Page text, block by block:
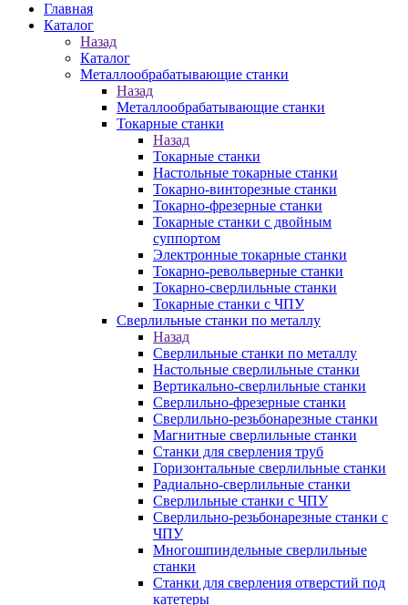
Главная
Каталог
Назад
Каталог
Металлообрабатывающие станки
Назад
Металлообрабатывающие станки
Токарные станки
Назад
Токарные станки
Настольные токарные станки
Токарно-винторезные станки
Токарно-фрезерные станки
Токарные станки с двойным
суппортом
Электронные токарные станки
Токарно-револьверные станки
Токарно-сверлильные станки
Токарные станки с ЧПУ
Сверлильные станки по металлу
Назад
Сверлильные станки по металлу
Настольные сверлильные станки
Вертикально-сверлильные станки
Сверлильно-фрезерные станки
Сверлильно-резьбонарезные станки
Магнитные сверлильные станки
Станки для сверления труб
Горизонтальные сверлильные станки
Радиально-сверлильные станки
Сверлильные станки с ЧПУ
Сверлильно-резьбонарезные станки с
ЧПУ
Многошпиндельные сверлильные
станки
Станки для сверления отверстий под
катетеры